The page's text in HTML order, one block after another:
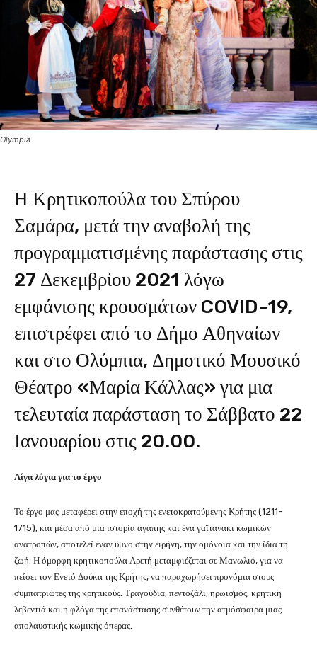
Olympia
Η Κρητικοπούλα του Σπύρου
Σαμάρα, μετά την αναβολή της
προγραμματισμένης παράστασης στις
27 Δεκεμβρίου 2021 λόγω
εμφάνισης κρουσμάτων COVID-19,
επιστρέφει από το Δήμο Αθηναίων
και στο Ολύμπια, Δημοτικό Μουσικό
Θέατρο «Μαρία Κάλλας» για μια
τελευταία παράσταση το Σάββατο 22
Ιανουαρίου στις 20.00.
Λίγα λόγια για το έργο
Το έργο μας μεταφέρει στην εποχή της ενετοκρατούμενης Κρήτης (1211-
1715), και μέσα από μια ιστορία αγάπης και ένα γαϊτανάκι κωμικών
ανατροπών, αποτελεί έναν ύμνο στην ειρήνη, την ομόνοια και την ίδια τη
ζωή. Η όμορφη κρητικοπούλα Αρετή μεταμφιέζεται σε Μανωλιό, για να
πείσει τον Ενετό Δούκα της Κρήτης, να παραχωρήσει προνόμια στους
συμπατριώτες της κρητικούς. Τραγούδια, πεντοζάλι, ηρωισμός, κρητική
λεβεντιά και η φλόγα της επανάστασης συνθέτουν την ατμόσφαιρα μιας
απολαυστικής κωμικής όπερας.